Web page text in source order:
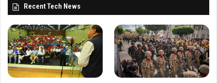
Recent Tech News